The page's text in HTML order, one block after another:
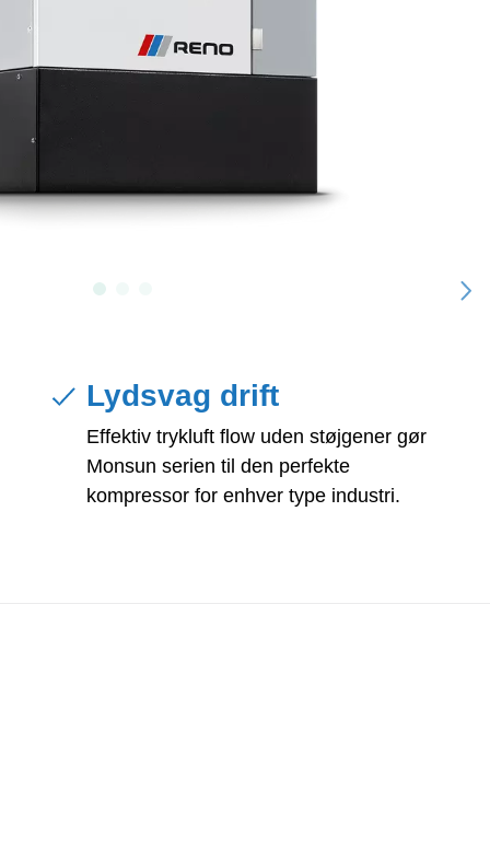
Lydsvag drift
Effektiv trykluft flow uden støjgener gør
Monsun serien til den perfekte
kompressor for enhver type industri.